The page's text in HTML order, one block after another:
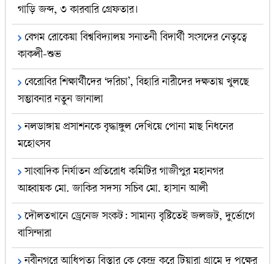
গাড়ি জব্দ, ৩ কারবারি গ্রেফতার।
বেগম রোকেয়া বিশ্ববিদ্যালয় সনাতনী বিদার্থী সংসদের নেতৃত্বে
কাকলী-শুভ
বেরোবির শিক্ষার্থীদের ‘দরিচা’, বিহারি নারীদের দক্ষতায় খুলছে
সম্ভাবনার নতুন জানালা
নলডাঙ্গায় প্রসাশনকে বৃদ্ধাঙ্গুল দেখিয়ে পোনা মাছ নিধনের
মহোৎসব
সাংবাদিক নির্যাতন প্রতিরোধ কমিটির গাজীপুর মহানগর
আহ্বায়ক মো. জাকির সদস্য সচিব মো. হাসান আলী
​দৌলতখানে ড্রেনেজ সংকট: সামান্য বৃষ্টিতেই জলজট, দুর্ভোগে
বাসিন্দারা
নবীনগরে আধিপত্য বিস্তার কে কেন্দ্র করে টিয়ারা গ্রামে দু পক্ষের